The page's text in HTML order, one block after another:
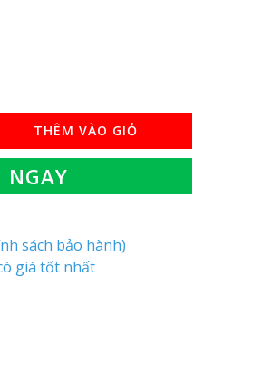
THÊM VÀO GIỎ
sách bảo hành)
giá tốt nhất